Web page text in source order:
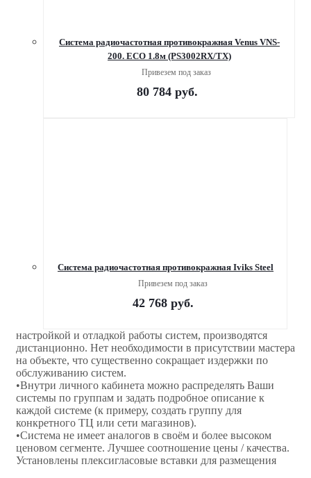
Система радиочастотная противокражная Venus VNS-
200. ECO 1.8м (PS3002RX/TX)
Привезем под заказ
80 784руб.
Система радиочастотная противокражная Iviks Steel
Привезем под заказ
42 768 руб.
настройкой и отладкой работы систем, производятся
дистанционно. Нет необходимости в присутствии мастера
на объекте, что существенно сокращает издержки по
обслуживанию систем.
•Внутри личного кабинета можно распределять Ваши
системы по группам и задать подробное описание к
каждой системе (к примеру, создать группу для
конкретного ТЦ или сети магазинов).
•Система не имеет аналогов в своём и более высоком
ценовом сегменте. Лучшее соотношение цены / качества.
Установлены плексигласовые вставки для размещения